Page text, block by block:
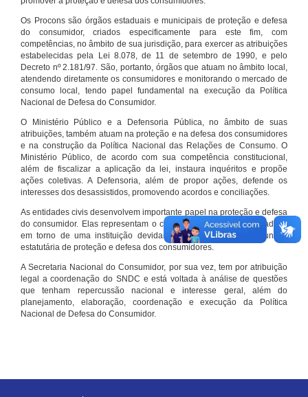
Os Procons são órgãos estaduais e municipais de proteção e defesa
do consumidor, criados especificamente para este fim, com
competências, no âmbito de sua jurisdição, para exercer as atribuições
estabelecidas pela Lei 8.078, de 11 de setembro de 1990, e pelo
Decreto nº 2.181/97. São, portanto, órgãos que atuam no âmbito local,
atendendo diretamente os consumidores e monitorando o mercado de
consumo local, tendo papel fundamental na execução da Política
Nacional de Defesa do Consumidor.
O Ministério Público e a Defensoria Pública, no âmbito de suas
atribuições, também atuam na proteção e na defesa dos consumidores
e na construção da Política Nacional das Relações de Consumo. O
Ministério Público, de acordo com sua competência constitucional,
além de fiscalizar a aplicação da lei, instaura inquéritos e propõe
ações coletivas. A Defensoria, além de propor ações, defende os
interesses dos desassistidos, promovendo acordos e conciliações.
As entidades civis desenvolvem importante papel na proteção e defesa
do consumidor. Elas representam o conjunto organizado de cidadãos
em torno de uma instituição devidamente registrada e com função
estatutária de proteção e defesa dos consumidores.
A Secretaria Nacional do Consumidor, por sua vez, tem por atribuição
legal a coordenação do SNDC e está voltada à análise de questões
que tenham repercussão nacional e interesse geral, além do
planejamento, elaboração, coordenação e execução da Política
Nacional de Defesa do Consumidor.